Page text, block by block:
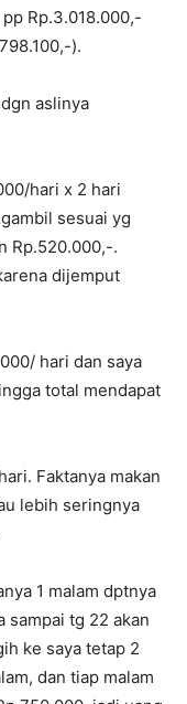
Rp.3.018.000,-
).
aslinya
hari x 2 hari
sesuai yg
Rp.520.000,-.
dijemput
hari dan saya
total mendapat
Faktanya makan
lebih seringnya
1 malam dptnya
sampai tg 22 akan
ke saya tetap 2
dan tiap malam